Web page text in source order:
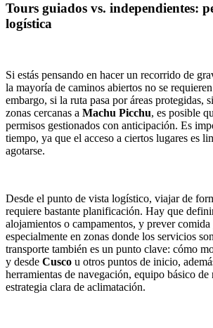
Tours guiados vs. independientes:
logística
Si estás pensando en hacer un recorrido de
la mayoría de caminos abiertos no se
embargo, si la ruta pasa por áreas protegidas,
zonas cercanas a Machu Picchu, es posible
permisos gestionados con anticipación. Es
tiempo, ya que el acceso a ciertos lugares es
agotarse.
Desde el punto de vista logístico, viajar de
requiere bastante planificación. Hay que
alojamientos o campamentos, y prever comida
especialmente en zonas donde los servicios
transporte también es un punto clave: cómo
y desde Cusco u otros puntos de inicio,
herramientas de navegación, equipo básico de
estrategia clara de aclimatación.